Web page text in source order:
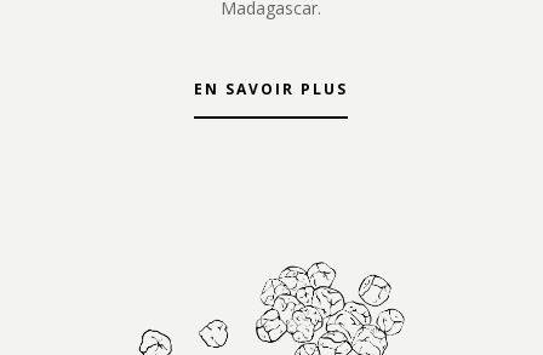
Madagascar.
EN SAVOIR PLUS